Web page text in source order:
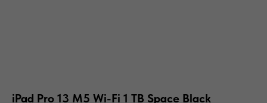
iPad Pro 13 M5 Wi-Fi 1 TB Space Black